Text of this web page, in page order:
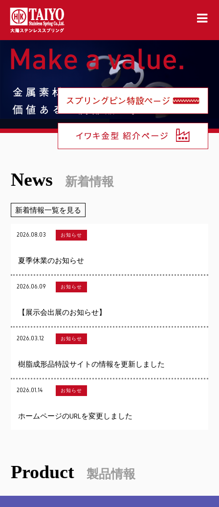
News 新着情報
新着情報一覧を見る
2026.08.03 お知らせ
夏季休業のお知らせ
2026.06.09 お知らせ
【展示会出展のお知らせ】
2026.03.12 お知らせ
樹脂成形品特設サイトの情報を更新しました
2026.01.14 お知らせ
ホームページのURLを変更しました
Product 製品情報